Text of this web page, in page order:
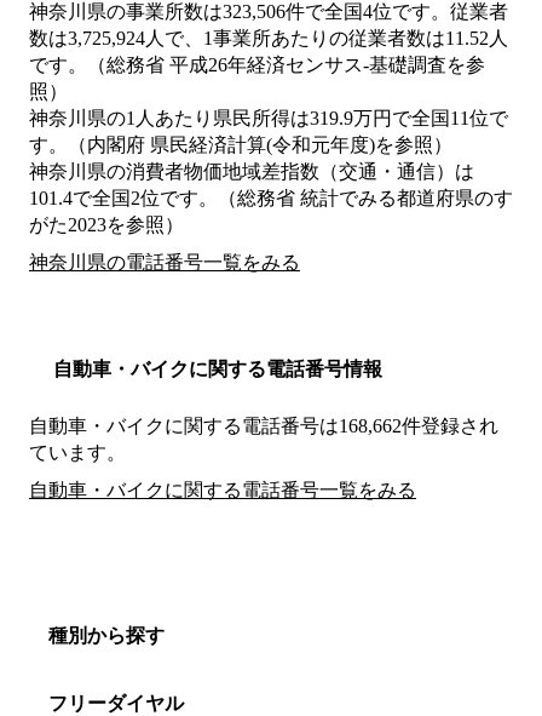
神奈川県の事業所数は323,506件で全国4位です。従業者
数は3,725,924人で、1事業所あたりの従業者数は11.52人
です。（総務省 平成26年経済センサス‐基礎調査を参
照）
神奈川県の1人あたり県民所得は319.9万円で全国11位で
す。（内閣府 県民経済計算(令和元年度)を参照）
神奈川県の消費者物価地域差指数（交通・通信）は
101.4で全国2位です。（総務省 統計でみる都道府県のす
がた2023を参照）
神奈川県の電話番号一覧をみる
自動車・バイクに関する電話番号情報
自動車・バイクに関する電話番号は168,662件登録され
ています。
自動車・バイクに関する電話番号一覧をみる
種別から探す
フリーダイヤル